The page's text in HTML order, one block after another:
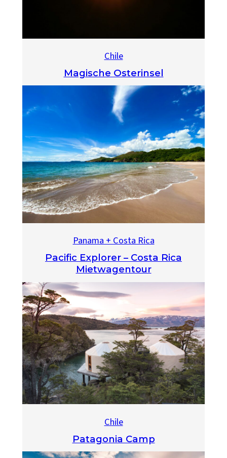
Chile
Magische Osterinsel
Panama + Costa Rica
Pacific Explorer – Costa Rica
Mietwagentour
Chile
Patagonia Camp